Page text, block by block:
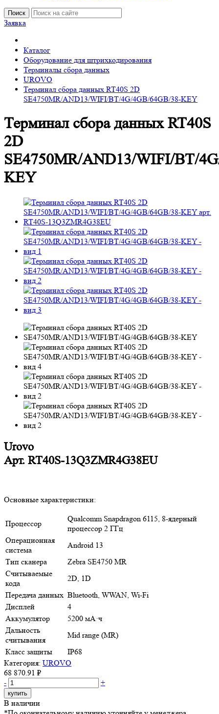
Поиск
Заявка
Каталог
Оборудование для штрихкодирования
Терминалы сбора данных
UROVO
Терминал сбора данных RT40S 2D
SE4750MR/AND13/WIFI/BT/4G/4GB/64GB/38-KEY
Терминал сбора данных RT40S
2D
SE4750MR/AND13/WIFI/BT/
KEY
Urovo
Арт. RT40S-13Q3ZMR4G38EU
Основные характеристики:
Процессор
Qualcomm Snapdragon 6115, 8-ядерный
процессор 2 ГГц
Операционная
система
Android 13
Тип сканера
Zebra SE4750 MR
Считываемые
кода
2D, 1D
Передача данных Bluetooth, WWAN, Wi-Fi
Дисплей
4
Аккумулятор
5200 мА·ч
Дальность
считывания
Mid range (MR)
Класс защиты
IP68
Категория: UROVO
68 870.91 ₽
-
+
купить
В наличии